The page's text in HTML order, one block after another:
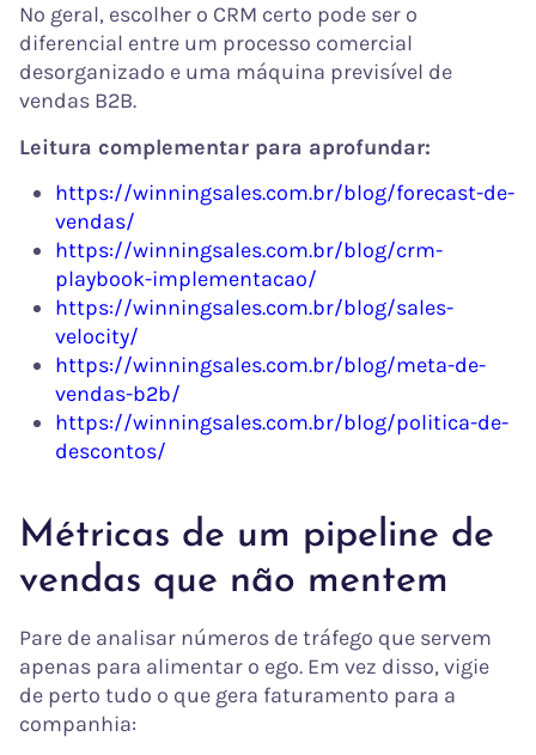
No geral, escolher o CRM certo pode ser o
diferencial entre um processo comercial
desorganizado e uma máquina previsível de
vendas B2B.
Leitura complementar para aprofundar:
https://winningsales.com.br/blog/forecast-de-
vendas/
https://winningsales.com.br/blog/crm-
playbook-implementacao/
https://winningsales.com.br/blog/sales-
velocity/
https://winningsales.com.br/blog/meta-de-
vendas-b2b/
https://winningsales.com.br/blog/politica-de-
descontos/
Métricas de um pipeline de
vendas que não mentem
Pare de analisar números de tráfego que servem
apenas para alimentar o ego. Em vez disso, vigie
de perto tudo o que gera faturamento para a
companhia: